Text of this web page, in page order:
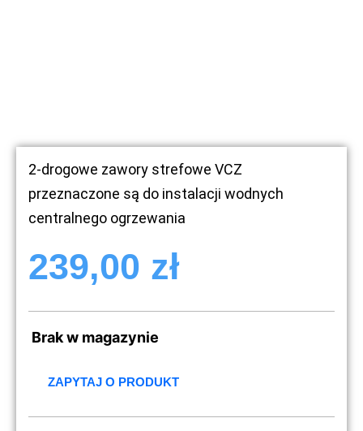
2-drogowe zawory strefowe VCZ
przeznaczone są do instalacji wodnych
centralnego ogrzewania
239,00 zł
Brak w magazynie
ZAPYTAJ O PRODUKT